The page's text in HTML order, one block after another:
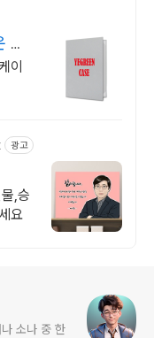
차
이
광고
,승
요
소나 중 한